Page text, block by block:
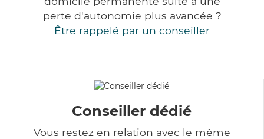
perte d'autonomie plus avancée ?
Être rappelé par un conseiller
Conseiller dédié
Vous restez en relation avec le même